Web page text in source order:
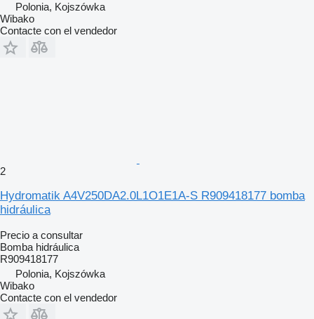
Polonia, Kojszówka
Wibako
Contacte con el vendedor
2
Hydromatik A4V250DA2.0L1O1E1A-S R909418177 bomba
hidráulica
Precio a consultar
Bomba hidráulica
R909418177
Polonia, Kojszówka
Wibako
Contacte con el vendedor